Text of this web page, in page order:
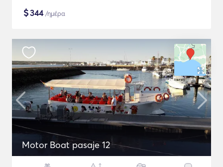
$344/ημέρα
Motor Boat pasaje 12